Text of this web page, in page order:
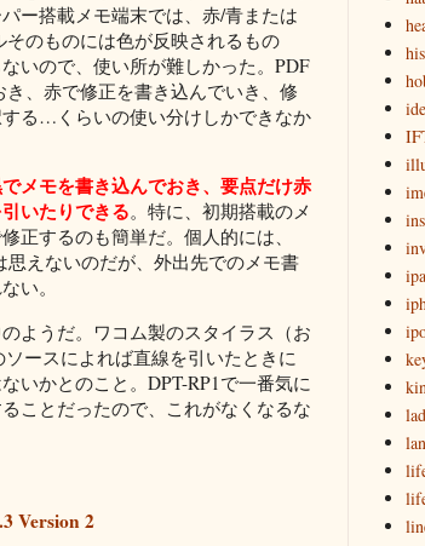
ー搭載メモ端末では、赤/青または
のものには色が反映されるもの
いので、使い所が難しかった。PDF
、赤で修正を書き込んでいき、修
る…くらいの使い分けしかできなか
メモを書き込んでおき、要点だけ赤
いたりできる。特に、初期搭載のメ
正するのも簡単だ。個人的には、
えないのだが、外出先でのメモ書
い。
ようだ。ワコム製のスタイラス（お
ースによれば直線を引いたときに
いかとのこと。DPT-RP1で一番気に
ことだったので、これがなくなるな
Version 2